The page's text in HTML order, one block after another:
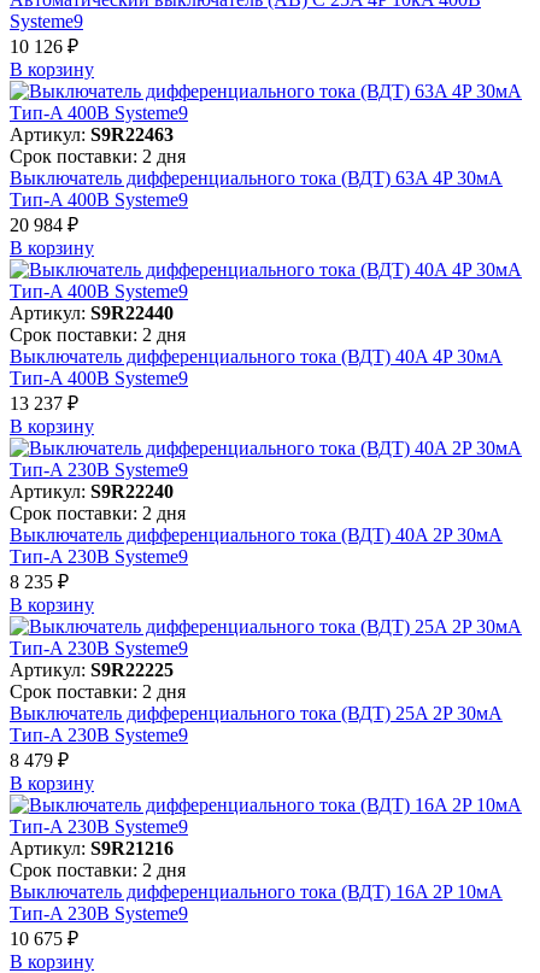
Systeme9
10 126 ₽
В корзинy
Артикул: S9R22463
Срок поставки: 2 дня
Выключатель дифференциального тока (ВДТ) 63A 4P 30мА
Тип-A 400В Systeme9
20 984 ₽
В корзинy
Артикул: S9R22440
Срок поставки: 2 дня
Выключатель дифференциального тока (ВДТ) 40A 4P 30мА
Тип-A 400В Systeme9
13 237 ₽
В корзинy
Артикул: S9R22240
Срок поставки: 2 дня
Выключатель дифференциального тока (ВДТ) 40A 2P 30мА
Тип-A 230В Systeme9
8 235 ₽
В корзинy
Артикул: S9R22225
Срок поставки: 2 дня
Выключатель дифференциального тока (ВДТ) 25A 2P 30мА
Тип-A 230В Systeme9
8 479 ₽
В корзинy
Артикул: S9R21216
Срок поставки: 2 дня
Выключатель дифференциального тока (ВДТ) 16A 2P 10мА
Тип-A 230В Systeme9
10 675 ₽
В корзинy